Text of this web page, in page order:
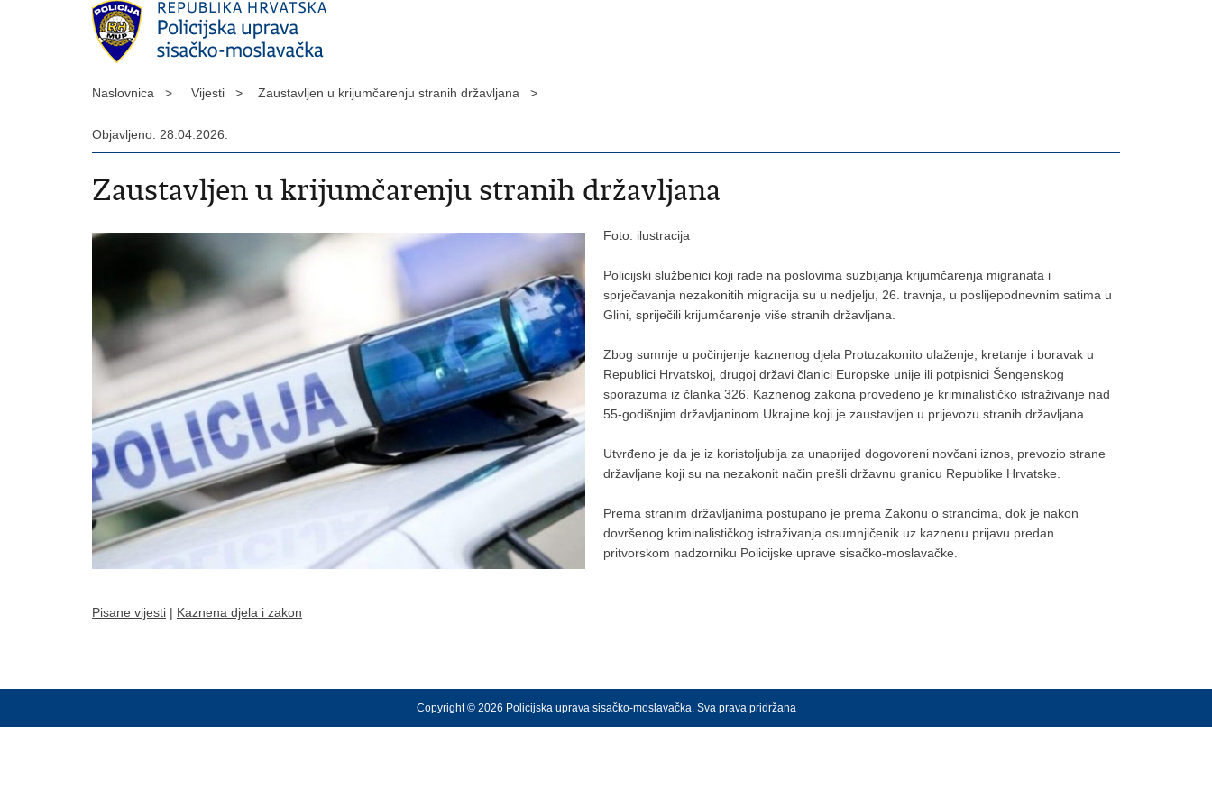
Naslovnica > Vijesti > Zaustavljen u krijumčarenju stranih državljana >
Objavljeno: 28.04.2026.
Zaustavljen u krijumčarenju stranih državljana
Foto: ilustracija
Policijski službenici koji rade na poslovima suzbijanja krijumčarenja migranata i
sprječavanja nezakonitih migracija su u nedjelju, 26. travnja, u poslijepodnevnim satima u
Glini, spriječili krijumčarenje više stranih državljana.
Zbog sumnje u počinjenje kaznenog djela Protuzakonito ulaženje, kretanje i boravak u
Republici Hrvatskoj, drugoj državi članici Europske unije ili potpisnici Šengenskog
sporazuma iz članka 326. Kaznenog zakona provedeno je kriminalističko istraživanje nad
55-godišnjim državljaninom Ukrajine koji je zaustavljen u prijevozu stranih državljana.
Utvrđeno je da je iz koristoljublja za unaprijed dogovoreni novčani iznos, prevozio strane
državljane koji su na nezakonit način prešli državnu granicu Republike Hrvatske.
Prema stranim državljanima postupano je prema Zakonu o strancima, dok je nakon
dovršenog kriminalističkog istraživanja osumnjičenik uz kaznenu prijavu predan
pritvorskom nadzorniku Policijske uprave sisačko-moslavačke.
Pisane vijesti | Kaznena djela i zakon
Copyright © 2026 Policijska uprava sisačko-moslavačka. Sva prava pridržana